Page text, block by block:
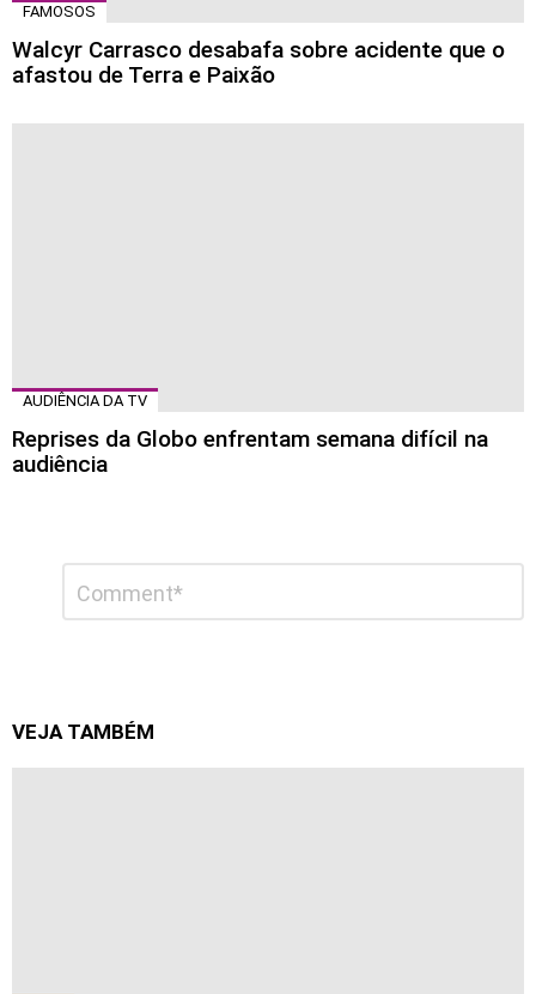
FAMOSOS
Walcyr Carrasco desabafa sobre acidente que o
afastou de Terra e Paixão
AUDIÊNCIA DA TV
Reprises da Globo enfrentam semana difícil na
audiência
comentário
Comentário
VEJA TAMBÉM